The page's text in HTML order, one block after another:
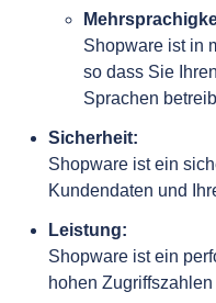
Shopware ist in
so dass Sie
Sprachen
Sicherheit:
Shopware ist ein
Kundendaten und
Leistung:
Shopware ist ein
hohen